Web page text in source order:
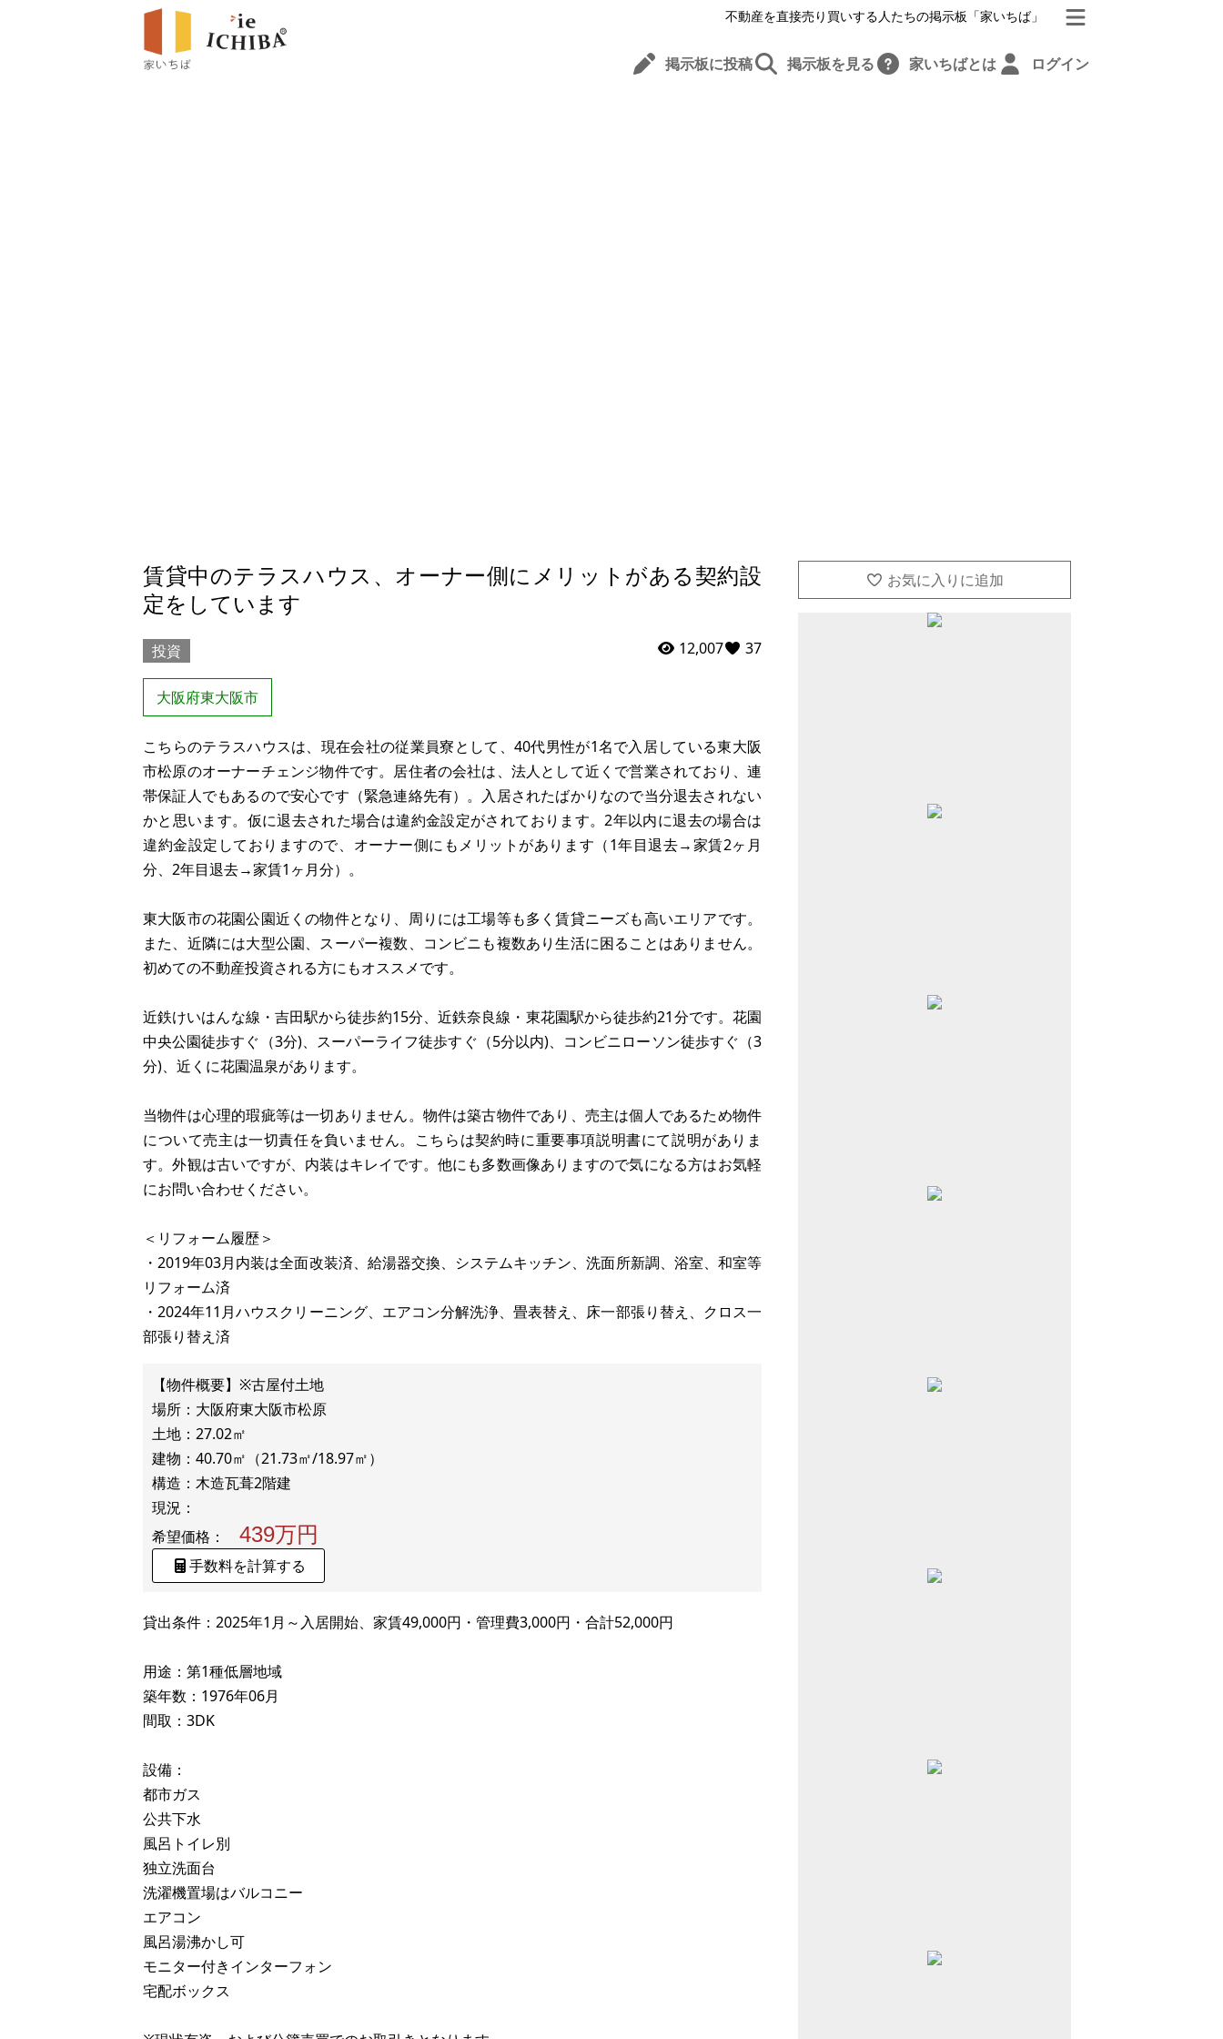
不動産を直接売り買いする人たちの掲示板「家いちば」
掲示板に投稿 掲示板を見る 家いちばとは ログイン
賃貸中のテラスハウス、オーナー側にメリットがある契約設
定をしています
投資
大阪府東大阪市
12,007 37
こちらのテラスハウスは、現在会社の従業員寮として、40代男性が1名で入居している東大阪
市松原のオーナーチェンジ物件です。居住者の会社は、法人として近くで営業されており、連
帯保証人でもあるので安心です（緊急連絡先有）。入居されたばかりなので当分退去されない
かと思います。仮に退去された場合は違約金設定がされております。2年以内に退去の場合は
違約金設定しておりますので、オーナー側にもメリットがあります（1年目退去→家賃2ヶ月
分、2年目退去→家賃1ヶ月分）。
東大阪市の花園公園近くの物件となり、周りには工場等も多く賃貸ニーズも高いエリアです。
また、近隣には大型公園、スーパー複数、コンビニも複数あり生活に困ることはありません。
初めての不動産投資される方にもオススメです。
近鉄けいはんな線・吉田駅から徒歩約15分、近鉄奈良線・東花園駅から徒歩約21分です。花園
中央公園徒歩すぐ（3分)、スーパーライフ徒歩すぐ（5分以内)、コンビニローソン徒歩すぐ（3
分)、近くに花園温泉があります。
当物件は心理的瑕疵等は一切ありません。物件は築古物件であり、売主は個人であるため物件
について売主は一切責任を負いません。こちらは契約時に重要事項説明書にて説明がありま
す。外観は古いですが、内装はキレイです。他にも多数画像ありますので気になる方はお気軽
にお問い合わせください。
＜リフォーム履歴＞
・2019年03月内装は全面改装済、給湯器交換、システムキッチン、洗面所新調、浴室、和室等
リフォーム済
・2024年11月ハウスクリーニング、エアコン分解洗浄、畳表替え、床一部張り替え、クロス一
部張り替え済
【物件概要】※古屋付土地
場所：大阪府東大阪市松原
土地：27.02㎡
建物：40.70㎡（21.73㎡/18.97㎡）
構造：木造瓦葺2階建
希望価格：
439万円
手数料を計算する
貸出条件：2025年1月～入居開始、家賃49,000円・管理費3,000円・合計52,000円
用途：第1種低層地域
築年数：1976年06月
間取：3DK
設備：
都市ガス
公共下水
風呂トイレ別
独立洗面台
洗濯機置場はバルコニー
エアコン
風呂湯沸かし可
モニター付きインターフォン
宅配ボックス